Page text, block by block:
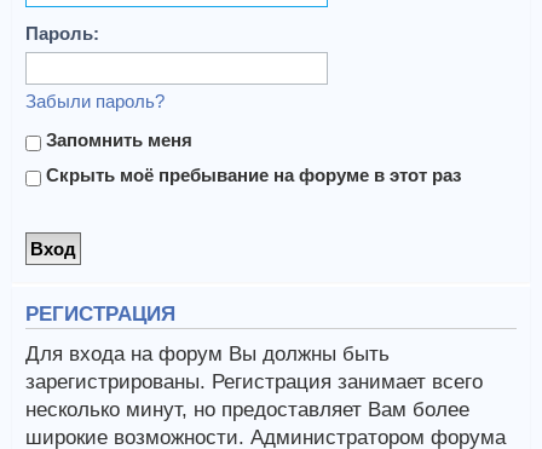
Пароль:
Забыли пароль?
Запомнить меня
Скрыть моё пребывание на форуме в этот раз
РЕГИСТРАЦИЯ
Для входа на форум Вы должны быть
зарегистрированы. Регистрация занимает всего
несколько минут, но предоставляет Вам более
широкие возможности. Администратором форума